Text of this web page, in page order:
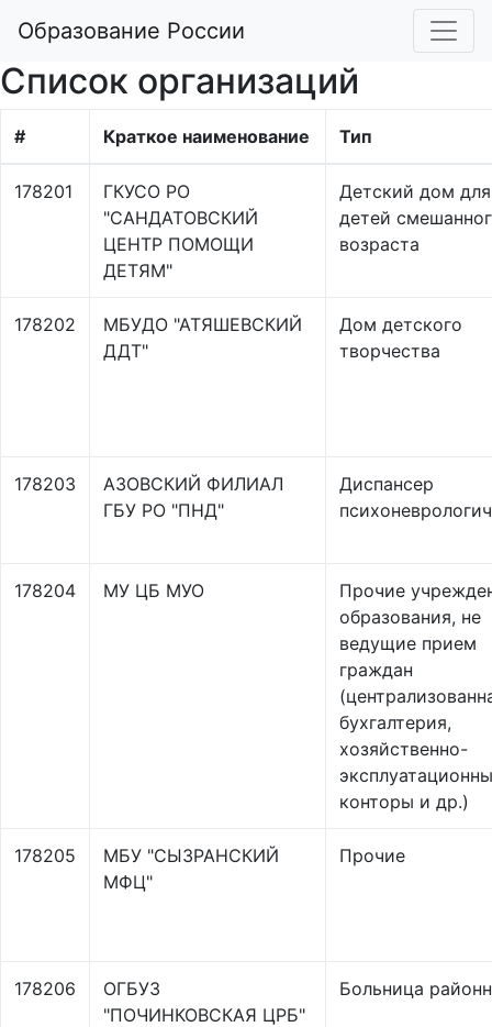
Образование России
Список организаций
# Краткое наименование Тип
178201
ГКУСО РО
"САНДАТОВСКИЙ
ЦЕНТР ПОМОЩИ
ДЕТЯМ"
Детский дом для
детей
возраста
178202
МБУДО "АТЯШЕВСКИЙ
ДДТ"
Дом детского
творчества
178203
АЗОВСКИЙ ФИЛИАЛ
ГБУ РО "ПНД"
Диспансер
178204 МУ ЦБ МУО
Прочие
образования, не
ведущие прием
граждан
бухгалтерия,
хозяйственно-
конторы и др.)
178205
МБУ "СЫЗРАНСКИЙ
МФЦ"
Прочие
178206
ОГБУЗ
"ПОЧИНКОВСКАЯ ЦРБ"
Больница